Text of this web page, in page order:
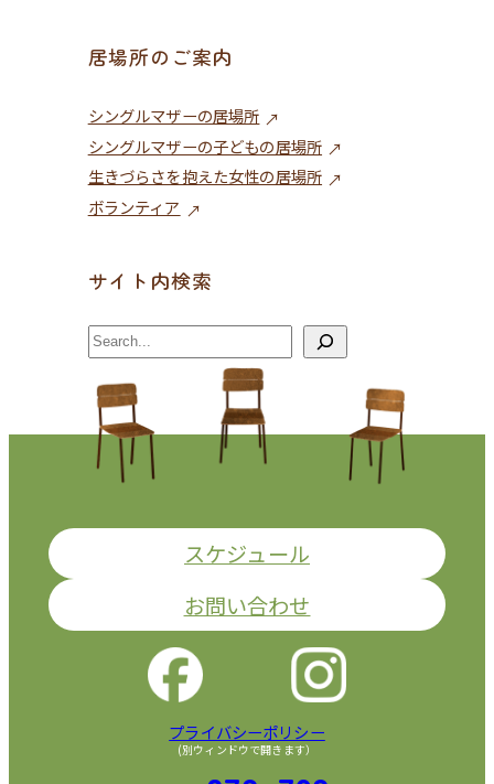
居場所のご案内
シングルマザーの居場所
シングルマザーの子どもの居場所
生きづらさを抱えた女性の居場所
ボランティア
サイト内検索
検
索
スケジュール
お問い合わせ
プライバシーポリシー
(別ウィンドウで開きます）